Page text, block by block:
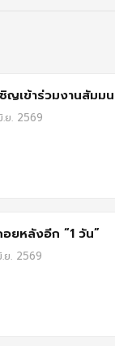
ญเข้าร่วมงานสัมม
ย. 2569
ยหลังอีก “1 วัน”
ย. 2569